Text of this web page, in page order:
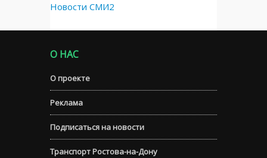
Новости СМИ2
О НАС
О проекте
Реклама
Подписаться на новости
Транспорт Ростова-на-Дону